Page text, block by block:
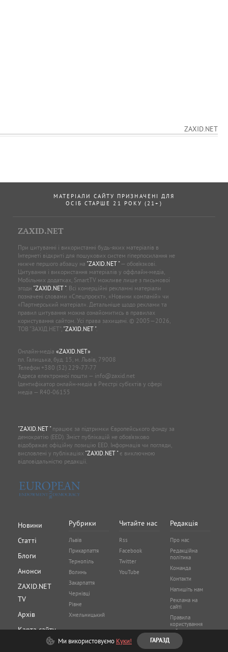
ZAXID.NET
МАТЕРІАЛИ САЙТУ ПРИЗНАЧЕНІ ДЛЯ
ОСІБ СТАРШЕ 21 РОКУ (21+)
ZAXID.NET
При цитуванні і використанні будь-яких матеріалів в
Інтернеті відкриті для пошукових систем гіперпосилання не
нижче першого абзацу на "ZAXID.NET "— обов’язкові.
Цитування і використання матеріалів у оффлайн-медіа,
Мобільних додатках, SmartTV можливе лише з письмової
згоди "ZAXID.NET ". Всі комерційні рекламні матеріали
позначені словами «Спецпроєкт», «Новини компаній» чи
«Партнерський матеріал». Детальніше щодо реклами та
правил цитування можна ознайомитись в правилах
користування сайтом. Усі права захищені. © 2005—2026,
ТОВ “ЗАХІД.НЕТ”, "ZAXID.NET ".
Онлайн-медіа «ZAXID.NET»
пл. Галицька, буд. 15, м. Львів, 79008
Телефон +380 (32) 229-77-77
Адреса електронної пошти — info@zaxid.net
Ідентифікатор онлайн-медіа в Реєстрі суб'єктів у сфері
медіа — R40-06155
"ZAXID.NET "працює за підтримки Європейського фонду за
демократію (EED). Зміст публікацій не обов’язково
відображає офіційну позицію EED. Інформація чи погляди,
висловлені у публікаціях "ZAXID.NET "є виключною
відповідальністю редакції.
Новини
Статті
Блоги
Анонси
ZAXID.NET
TV
Архів
Карта сайту
Рубрики
Львів
Прикарпаття
Тернопіль
Волинь
Закарпаття
Чернівці
Рівне
Хмельницький
Читайте нас
Rss
Facebook
Twitter
YouTube
Редакція
Про нас
Редакційна
політика
Команда
Контакти
Напишіть нам
Реклама на
сайті
Правила
користування
сайтом
Політика
конфіденційності
Ми використовуємо Куки! ГАРАЗД